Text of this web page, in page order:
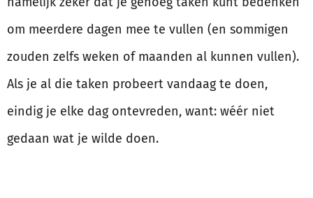
om meerdere dagen mee te vullen (en sommigen
zouden zelfs weken of maanden al kunnen vullen).
Als je al die taken probeert vandaag te doen,
eindig je elke dag ontevreden, want: wéér niet
gedaan wat je wilde doen.